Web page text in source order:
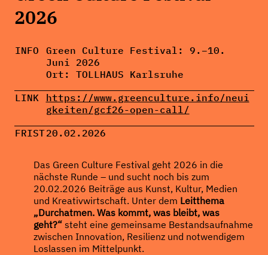
2026
INFO
Green Culture Festival: 9.–10.
Juni 2026
Ort: TOLLHAUS Karlsruhe
LINK
https://www.greenculture.info/neui
gkeiten/gcf26-open-call/
FRIST20.02.2026
Das Green Culture Festival geht 2026 in die
nächste Runde – und sucht noch bis zum
20.02.2026 Beiträge aus Kunst, Kultur, Medien
und Kreativwirtschaft. Unter dem Leitthema
„Durchatmen. Was kommt, was bleibt, was
geht?“ steht eine gemeinsame Bestandsaufnahme
zwischen Innovation, Resilienz und notwendigem
Loslassen im Mittelpunkt.